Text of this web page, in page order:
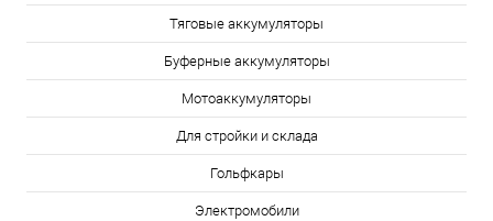
Тяговые аккумуляторы
Буферные аккумуляторы
Мотоаккумуляторы
Для стройки и склада
Гольфкары
Электромобили